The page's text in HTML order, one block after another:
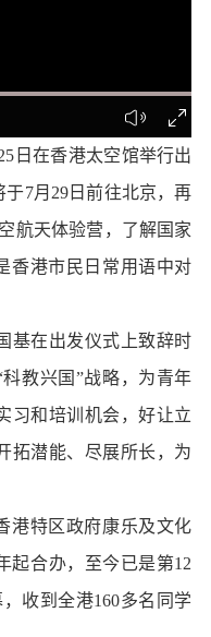
日在香港太空馆举行出
7月29日前往北京，再
航天体验营，了解国家
香港市民日常用语中对
在出发仪式上致辞时
教兴国”战略，为青年
习和培训机会，好让立
拓潜能、尽展所长，为
特区政府康乐及文化
起合办，至今已是第12
收到全港160多名同学